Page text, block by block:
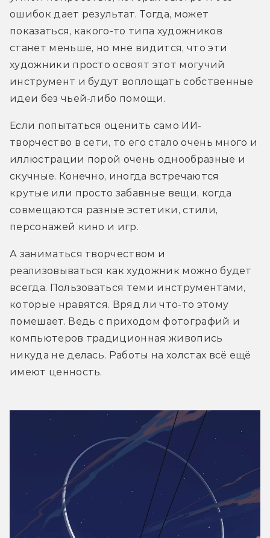
ошибок дает результат. Тогда, может
показаться, какого-то типа художников
станет меньше, но мне видится, что эти
художники просто освоят этот могучий
инструмент и будут воплощать собственные
идеи без чьей-либо помощи.
Если попытаться оценить само ИИ-
творчество в сети, то его стало очень много и
иллюстрации порой очень однообразные и
скучные. Конечно, иногда встречаются
крутые или просто забавные вещи, когда
совмещаются разные эстетики, стили,
персонажей кино и игр.
А заниматься творчеством и
реализовываться как художник можно будет
всегда. Пользоваться теми инструментами,
которые нравятся. Вряд ли что-то этому
помешает. Ведь с приходом фотографий и
компьютеров традиционная живопись
никуда не делась. Работы на холстах всё ещё
имеют ценность.